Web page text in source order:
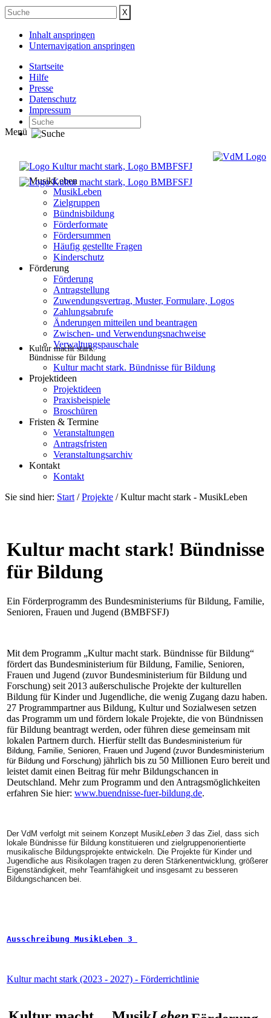
Inhalt anspringen
Unternavigation anspringen
Startseite
Hilfe
Presse
Datenschutz
Impressum
Menü
MusikLeben
MusikLeben
Zielgruppen
Bündnisbildung
Förderformate
Fördersummen
Häufig gestellte Fragen
Kinderschutz
Förderung
Förderung
Antragstellung
Zuwendungsvertrag, Muster, Formulare, Logos
Zahlungsabrufe
Änderungen mitteilen und beantragen
Zwischen- und Verwendungsnachweise
Verwaltungspauschale
Kultur macht stark.
Bündnisse für Bildung
Kultur macht stark. Bündnisse für Bildung
Projektideen
Projektideen
Praxisbeispiele
Broschüren
Fristen & Termine
Veranstaltungen
Antragsfristen
Veranstaltungsarchiv
Kontakt
Kontakt
Sie sind hier: Start/Projekte /Kultur macht stark - MusikLeben
Kultur macht stark! Bündnisse
für Bildung
Ein Förderprogramm des Bundesministeriums für Bildung, Familie,
Senioren, Frauen und Jugend (BMBFSFJ)
Mit dem Programm „Kultur macht stark. Bündnisse für Bildung“
fördert das Bundesministerium für Bildung, Familie, Senioren,
Frauen und Jugend (zuvor Bundesministerium für Bildung und
Forschung) seit 2013 außerschulische Projekte der kulturellen
Bildung für Kinder und Jugendliche, die wenig Zugang dazu haben.
27 Programmpartner aus Bildung, Kultur und Sozialwesen setzen
das Programm um und fördern lokale Projekte, die von Bündnissen
für Bildung beantragt werden, oder führen diese gemeinsam mit
lokalen Partnern durch. Hierfür stellt das Bundesministerium für
Bildung, Familie, Senioren, Frauen und Jugend (zuvor Bundesministerium
für Bildung und Forschung) jährlich bis zu 50 Millionen Euro bereit und
leistet damit einen Beitrag für mehr Bildungschancen in
Deutschland. Mehr zum Programm und den Antragsmöglichkeiten
erfahren Sie hier: www.buendnisse-fuer-bildung.de.
Der VdM verfolgt mit seinem Konzept MusikLeben 3 das Ziel, dass sich
lokale Bündnisse für Bildung konstituieren und zielgruppenorientierte
musikalische Bildungsprojekte entwickeln. Die Projekte für Kinder und
Jugendliche aus Risikolagen tragen zu deren Stärkenentwicklung, größerer
Eigenständigkeit, mehr Teamfähigkeit und insgesamt zu besseren
Bildungschancen bei.
Ausschreibung MusikLeben 3
Kultur macht stark (2023 - 2027) - Förderrichtlinie